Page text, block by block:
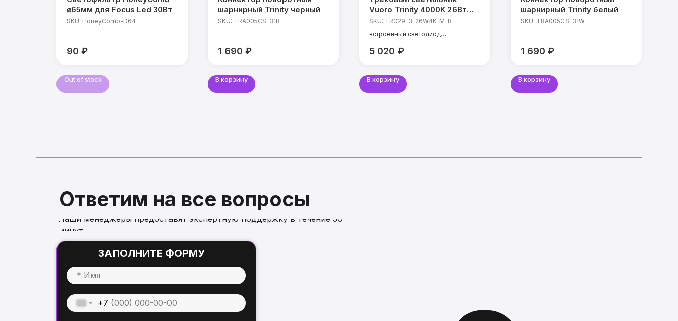
⌀65мм для Focus Led 30Вт
SKU: HoneyComb-D64
90 ₽
Out of stock
шарнирный Trinity черный
SKU: TRA005CS-31B
1 690 ₽
В корзину
Vuoro Trinity 4000K 26Вт
36°
SKU: TR029-3-26W4K-M-B
встроенный светодиод
температура света: 4000 К
5 020 ₽
В корзину
шарнирный Trinity белый
SKU: TRA005CS-31W
1 690 ₽
В корзину
Наши менеджеры предоставят экспертную поддержку в течение 30
минут
Ответим на все вопросы
ЗАПОЛНИТЕ ФОРМУ
+7